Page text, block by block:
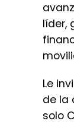
líder,
Le
de la
solo